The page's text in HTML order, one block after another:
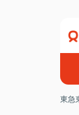
東急